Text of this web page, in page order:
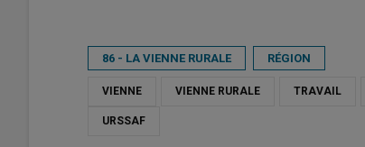
86 - LA VIENNE RURALE RÉGION
VIENNE VIENNE RURALE TRAVAIL
URSSAF